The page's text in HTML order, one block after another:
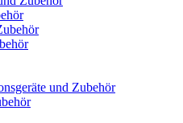
und Zubehör